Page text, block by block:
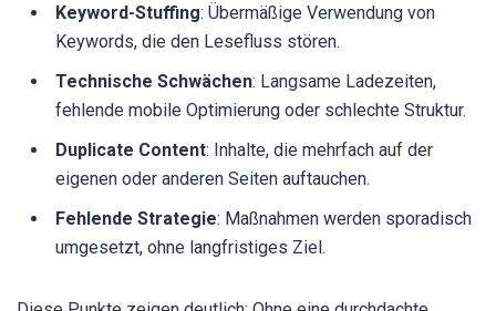
Keyword-Stuffing: Übermäßige Verwendung von
Keywords, die den Lesefluss stören.
Technische Schwächen: Langsame Ladezeiten,
fehlende mobile Optimierung oder schlechte Struktur.
Duplicate Content: Inhalte, die mehrfach auf der
eigenen oder anderen Seiten auftauchen.
Fehlende Strategie: Maßnahmen werden sporadisch
umgesetzt, ohne langfristiges Ziel.